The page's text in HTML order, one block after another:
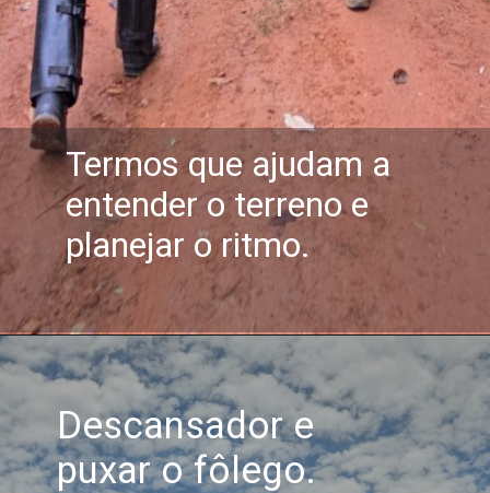
Termos que ajudam a
entender o terreno e
planejar o ritmo.
Descansador e
puxar o fôlego.